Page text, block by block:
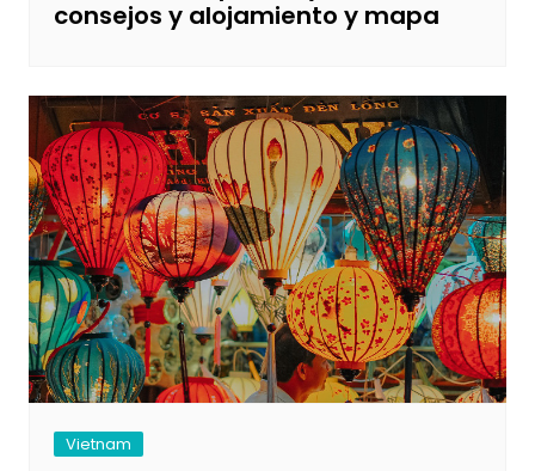
consejos y alojamiento y mapa
Vietnam